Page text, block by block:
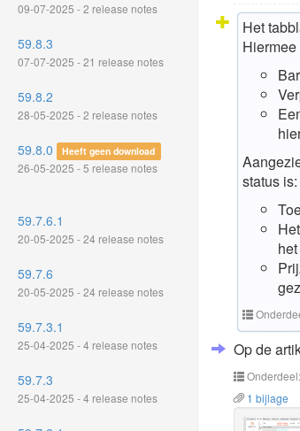
09-07-2025 - 2 release notes
59.8.3
07-07-2025 - 21 release notes
59.8.2
28-05-2025 - 2 release notes
59.8.0 Heeft geen download
26-05-2025 - 5 release notes
59.7.6.1
20-05-2025 - 24 release notes
59.7.6
20-05-2025 - 24 release notes
59.7.3.1
25-04-2025 - 4 release notes
59.7.3
25-04-2025 - 4 release notes
Het
status is:
Op de
1 bijlage